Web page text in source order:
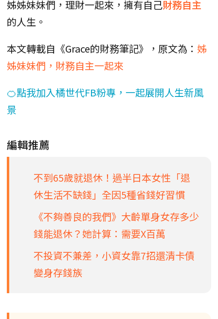
姊姊妹妹們，理財一起來，擁有自己財務自主
的人生。
本文轉載自《Grace的財務筆記》，原文為： 姊
姊妹妹們，財務自主一起來
🍊點我加入橘世代FB粉專，一起展開人生新風
景
編輯推薦
不到65歲就退休！過半日本女性「退
休生活不缺錢」全因5種省錢好習慣
《不夠善良的我們》大齡單身女存多少
錢能退休？她計算：需要X百萬
不投資不兼差，小資女靠7招還清卡債
變身存錢族